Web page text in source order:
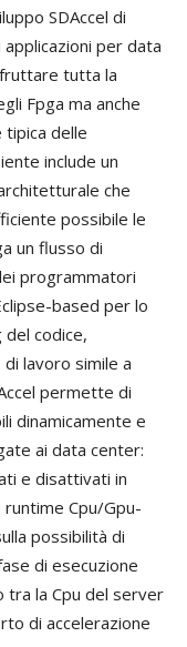
SDAccel di
per data
tutta la
Fpga ma anche
delle
include un
che
possibile le
un flusso di
programmatori
based per lo
codice,
lavoro simile a
permette di
dinamicamente e
ai data center:
e disattivati in
Cpu/Gpu-
possibilità di
di esecuzione
tra la Cpu del server
di accelerazione